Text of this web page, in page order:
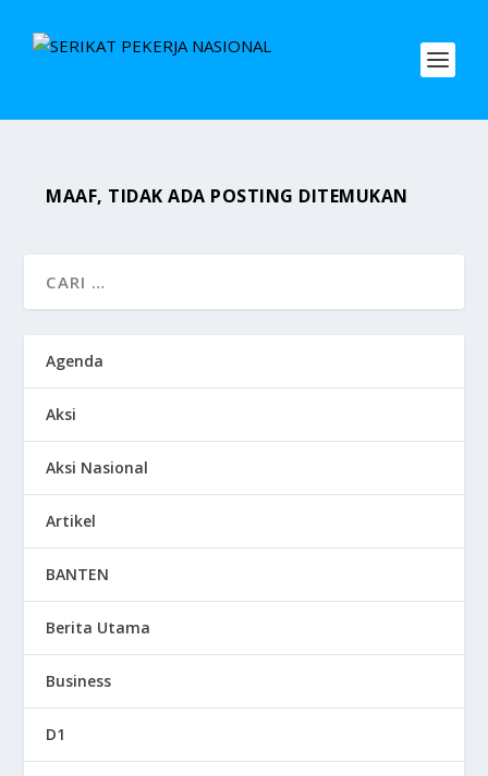
MAAF, TIDAK ADA POSTING DITEMUKAN
Agenda
Aksi
Aksi Nasional
Artikel
BANTEN
Berita Utama
Business
D1